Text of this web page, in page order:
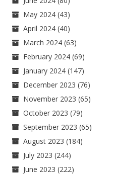
May 2024 (43)
April 2024 (40)
March 2024 (63)
February 2024 (69)
January 2024 (147)
December 2023 (76)
November 2023 (65)
October 2023 (79)
September 2023 (65)
August 2023 (184)
July 2023 (244)
June 2023 (222)